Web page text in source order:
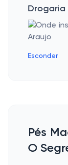
Drogaria
Esconder
Pés
O